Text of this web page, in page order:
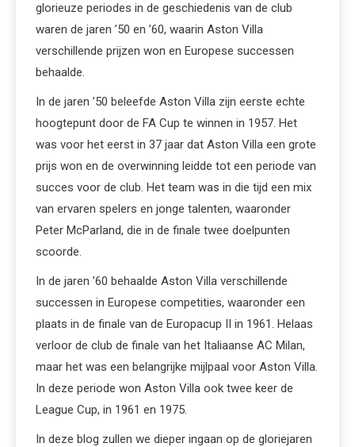
glorieuze periodes in de geschiedenis van de club
waren de jaren ’50 en ’60, waarin Aston Villa
verschillende prijzen won en Europese successen
behaalde.
In de jaren ’50 beleefde Aston Villa zijn eerste echte
hoogtepunt door de FA Cup te winnen in 1957. Het
was voor het eerst in 37 jaar dat Aston Villa een grote
prijs won en de overwinning leidde tot een periode van
succes voor de club. Het team was in die tijd een mix
van ervaren spelers en jonge talenten, waaronder
Peter McParland, die in de finale twee doelpunten
scoorde.
In de jaren ’60 behaalde Aston Villa verschillende
successen in Europese competities, waaronder een
plaats in de finale van de Europacup II in 1961. Helaas
verloor de club de finale van het Italiaanse AC Milan,
maar het was een belangrijke mijlpaal voor Aston Villa.
In deze periode won Aston Villa ook twee keer de
League Cup, in 1961 en 1975.
In deze blog zullen we dieper ingaan op de gloriejaren